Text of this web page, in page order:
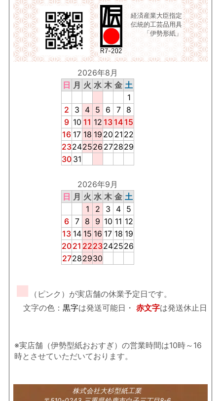
経済産業大臣指定
伝統的工芸品用具
「伊勢形紙」
2026年8月
日 月 火 水 木 金 土
1
2
3 4 5 6 7
8
9 10 11 12 13 14 15
16 17 18 19 20 21 22
23242526 272829
30 31
2026年9月
日 月 火 水 木 金 土
1
2 3 4 5
6 7 8 9 10 11 12
13 14 15 16 17 18 19
2021 2223242526
27282930
■
（ピンク）が実店舗の休業予定日です。
文字の色： 黒字は発送可能日・ 赤文字は発送休止日
※実店舗（伊勢型紙おおすぎ）の営業時間は10時～16
時とさせていただいております。
株式会社大杉型紙工業